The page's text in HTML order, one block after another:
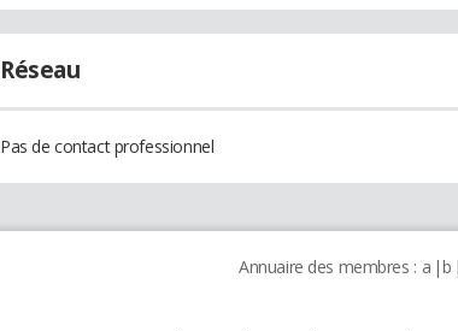
Réseau
Pas de contact professionnel
Annuaire des membres : a b